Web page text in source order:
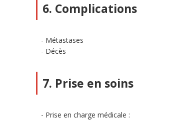
6. Complications
Métastases
Décès
7. Prise en soins
Prise en charge médicale :